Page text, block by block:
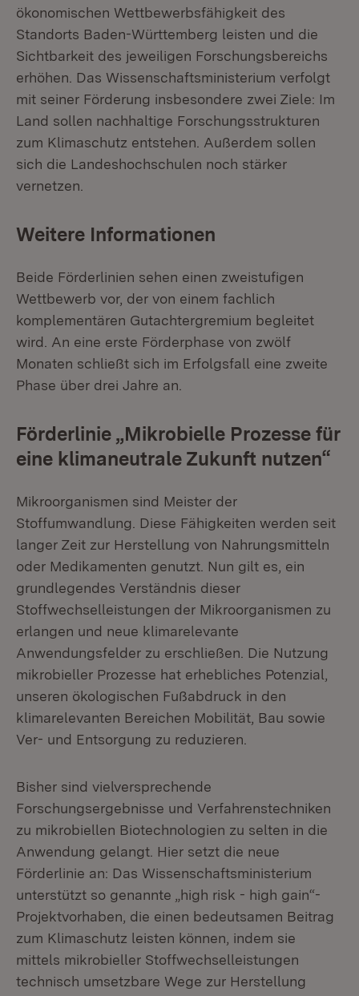
ökonomischen Wettbewerbsfähigkeit des
Standorts Baden-Württemberg leisten und die
Sichtbarkeit des jeweiligen Forschungsbereichs
erhöhen. Das Wissenschaftsministerium verfolgt
mit seiner Förderung insbesondere zwei Ziele: Im
Land sollen nachhaltige Forschungsstrukturen
zum Klimaschutz entstehen. Außerdem sollen
sich die Landeshochschulen noch stärker
vernetzen.
Weitere Informationen
Beide Förderlinien sehen einen zweistufigen
Wettbewerb vor, der von einem fachlich
komplementären Gutachtergremium begleitet
wird. An eine erste Förderphase von zwölf
Monaten schließt sich im Erfolgsfall eine zweite
Phase über drei Jahre an.
Förderlinie „Mikrobielle Prozesse für
eine klimaneutrale Zukunft nutzen“
Mikroorganismen sind Meister der
Stoffumwandlung. Diese Fähigkeiten werden seit
langer Zeit zur Herstellung von Nahrungsmitteln
oder Medikamenten genutzt. Nun gilt es, ein
grundlegendes Verständnis dieser
Stoffwechselleistungen der Mikroorganismen zu
erlangen und neue klimarelevante
Anwendungsfelder zu erschließen. Die Nutzung
mikrobieller Prozesse hat erhebliches Potenzial,
unseren ökologischen Fußabdruck in den
klimarelevanten Bereichen Mobilität, Bau sowie
Ver- und Entsorgung zu reduzieren.
Bisher sind vielversprechende
Forschungsergebnisse und Verfahrenstechniken
zu mikrobiellen Biotechnologien zu selten in die
Anwendung gelangt. Hier setzt die neue
Förderlinie an: Das Wissenschaftsministerium
unterstützt so genannte „high risk - high gain“-
Projektvorhaben, die einen bedeutsamen Beitrag
zum Klimaschutz leisten können, indem sie
mittels mikrobieller Stoffwechselleistungen
technisch umsetzbare Wege zur Herstellung